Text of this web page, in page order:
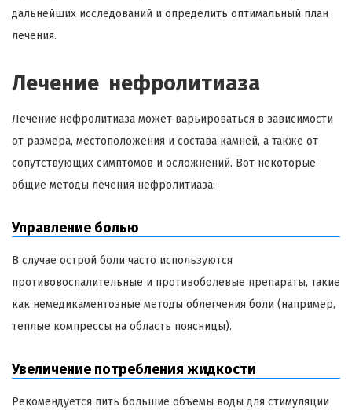
дальнейших исследований и определить оптимальный план
лечения.
Лечение нефролитиаза
Лечение нефролитиаза может варьироваться в зависимости
от размера, местоположения и состава камней, а также от
сопутствующих симптомов и осложнений. Вот некоторые
общие методы лечения нефролитиаза:
Управление болью
В случае острой боли часто используются
противовоспалительные и противоболевые препараты, такие
как немедикаментозные методы облегчения боли (например,
теплые компрессы на область поясницы).
Увеличение потребления жидкости
Рекомендуется пить большие объемы воды для стимуляции